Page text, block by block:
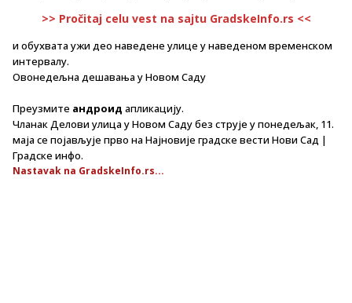
>> Pročitaj celu vest na sajtu GradskeInfo.rs <<
и обухвата ужи део наведене улице у наведеном временском
интервалу.
Овонедељна дешавања у Новом Саду
Преузмите андроид апликацију.
Чланак Делови улица у Новом Саду без струје у понедељак, 11.
маја се појављује прво на Најновије градске вести Нови Сад |
Градске инфо.
Nastavak na GradskeInfo.rs...